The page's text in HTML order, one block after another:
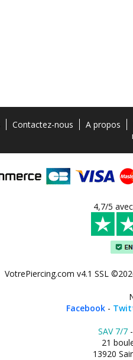
Contactez-nous A propos
4,7/5
VotrePiercing.com v4.1 SSL
Facebook -
SAV 7/7-
21
13920